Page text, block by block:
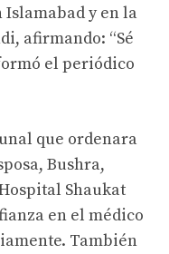
Islamabad y en la
afirmando: “Sé
el periódico
que ordenara
Bushra,
Shaukat
en el médico
También